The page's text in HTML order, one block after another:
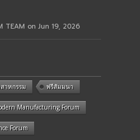
TEAM on Jun 19, 2026
าหกรรม ฟรีสัมมนา
Manufacturing Forum
Forum